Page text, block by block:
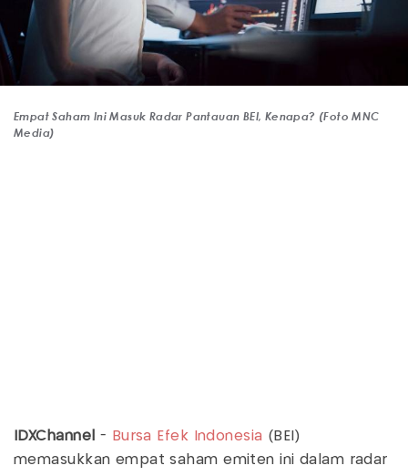
Empat Saham Ini Masuk Radar Pantauan BEI, Kenapa? (Foto MNC
Media)
IDXChannel - Bursa Efek Indonesia (BEI)
memasukkan empat saham emiten ini dalam radar